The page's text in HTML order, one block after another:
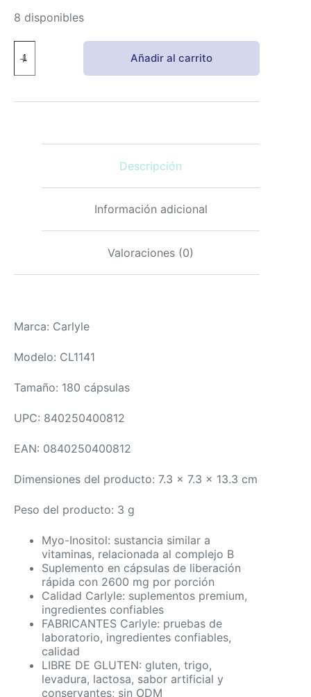
8 disponibles
Myo-
Inositol
mg,
suplemento
Añadir al carrito
Descripción
Información adicional
Valoraciones (0)
Marca: Carlyle
Modelo: CL1141
Tamaño: 180 cápsulas
UPC: 840250400812
EAN: 0840250400812
Dimensiones del producto: 7.3 x 7.3 x 13.3 cm
Peso del producto: 3 g
Myo-Inositol: sustancia similar a
vitaminas, relacionada al complejo B
Suplemento en cápsulas de liberación
rápida con 2600 mg por porción
Calidad Carlyle: suplementos premium,
ingredientes confiables
FABRICANTES Carlyle: pruebas de
laboratorio, ingredientes confiables,
calidad
LIBRE DE GLUTEN: gluten, trigo,
levadura, lactosa, sabor artificial y
conservantes; sin ODM